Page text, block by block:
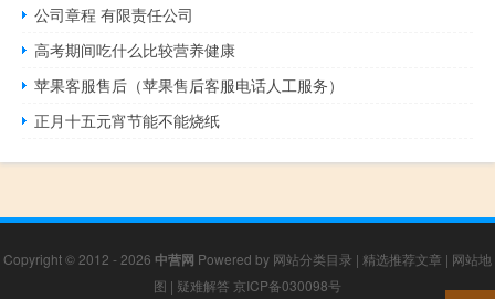
公司章程 有限责任公司
高考期间吃什么比较营养健康
苹果客服售后（苹果售后客服电话人工服务）
正月十五元宵节能不能烧纸
Copyright © 2012 - 2026 中营网 Powered by 网站分类目录 | 精选推荐文章 | 网站地
图 | 疑难解答 京ICP备030098号